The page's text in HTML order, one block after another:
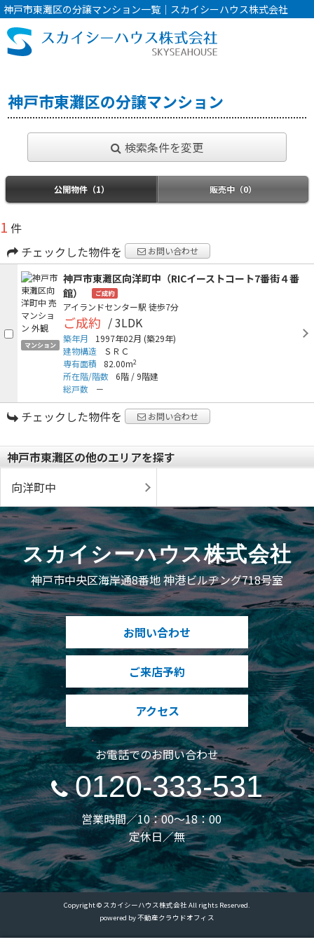
神戸市東灘区の分譲マンション一覧｜スカイシーハウス株式会社
神戸市東灘区の分譲マンション
検索条件を変更
公開物件（1） 販売中（0）
1 件
チェックした物件を
お問い合わせ
マンション
神戸市東灘区向洋町中（RICイーストコート7番街４番
館）
ご成約
アイランドセンター駅 徒歩7分
ご成約 / 3LDK
築年月 1997年02月 (築29年)
建物構造
ＳＲＣ
専有面積
82.00m2
所在階/階数 6階 /9階建
総戸数
－
チェックした物件を お問い合わせ
神戸市東灘区の他のエリアを探す
向洋町中
スカイシーハウス株式会社
神戸市中央区海岸通8番地 神港ビルヂング718号室
お問い合わせ
ご来店予約
アクセス
お電話でのお問い合わせ
0120-333-531
営業時間／10：00～18：00
定休日／無
Copyright © スカイシーハウス株式会社 All rights Reserved.
powered by 不動産クラウドオフィス